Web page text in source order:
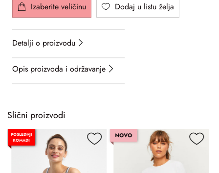
Izaberite veličinu Dodaj u listu želja
Detalji o proizvodu
Opis proizvoda i održavanje
Slični proizvodi
POSLEDNJI
KOMADI
NOVO